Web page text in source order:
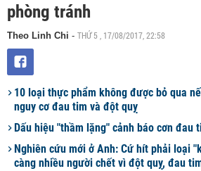
phòng tránh
Theo Linh Chi - THỨ 5 , 17/08/2017, 22:58
10 loại thực phẩm không được bỏ qua
nguy cơ đau tim và đột quỵ
Dấu hiệu "thầm lặng" cảnh báo cơn đau
Nghiên cứu mới ở Anh: Cứ hít phải loại
càng nhiều người chết vì đột quỵ, đau